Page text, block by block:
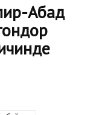
Абад